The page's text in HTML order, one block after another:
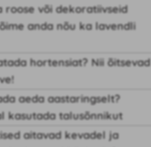
roose või dekoratiivseid
anda nõu ka lavendli
hortensiat? Nii õitsevad
aeda aastaringselt?
kasutada talusõnnikut
aitavad kevadel ja